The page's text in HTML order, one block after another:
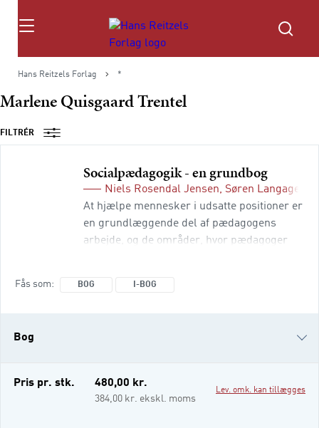
Søg
Hans Reitzels Forlag *
Marlene Quisgaard Trentel
FILTRÉR
Socialpædagogik - en grundbog
Niels Rosendal Jensen, Søren Langager
At hjælpe mennesker i udsatte positioner er
en grundlæggende del af pædagogens
arbejde, og de områder, hvor pædagoger
med nedsat funktionsevne eller menneske
Fås som BOG I-BOG
Bog
i-bog
Pris pr. stk. 480,00 kr.
384,00 kr. ekskl. moms
Lev. omk. kan tillægges